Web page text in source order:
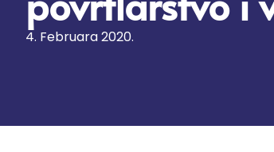
4. Februara 2020.